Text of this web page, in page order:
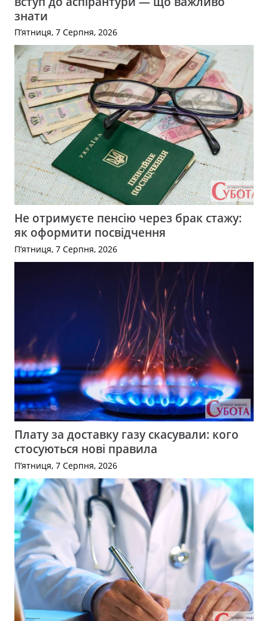
знати
П’ятниця, 7 Серпня, 2026
Не отримуєте пенсію через брак стажу:
як оформити посвідчення
П’ятниця, 7 Серпня, 2026
Плату за доставку газу скасували: кого
стосуються нові правила
П’ятниця, 7 Серпня, 2026